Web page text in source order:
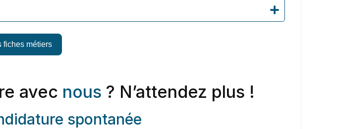
fiches métiers
avec nous ? N’attendez plus !
spontanée